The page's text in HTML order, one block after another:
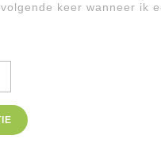
keer wanneer ik